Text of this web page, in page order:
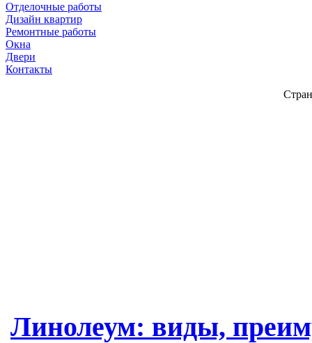
Отделочные работы
Дизайн квартир
Ремонтные работы
Окна
Двери
Контакты
Линолеум: виды,